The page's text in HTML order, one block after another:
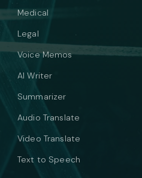
Medical
Legal
Voice Memos
AI Writer
Summarizer
Audio Translate
Video Translate
Text to Speech